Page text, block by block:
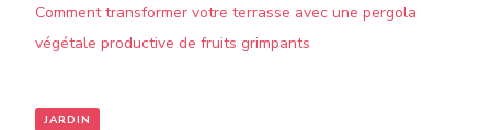
Comment transformer votre terrasse avec une pergola
végétale productive de fruits grimpants
JARDIN